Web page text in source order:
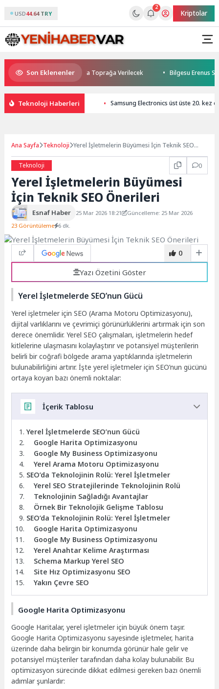
USD44.64 TRY
2
Kriptolar
Son Eklenenler
Kuzey Makedonya’da Toprağa Verilecek Bilgesu Erenus Son
Teknoloji Haberleri Samsung Electronics üst üste 20. kez
Ana Sayfa Teknoloji Yerel İşletmelerin Büyümesi İçin Teknik SEO
Teknoloji
0
Yerel İşletmelerin Büyümesi
İçin Teknik SEO Önerileri
Esnaf Haber 25 Mar 2026 18:21
Güncelleme: 25 Mar 2026
23 Görüntüleme 6 dk.
0
Yazı Özetini Göster
Yerel İşletmelerde SEO’nun Gücü
Yerel işletmeler için SEO (Arama Motoru Optimizasyonu),
dijital varlıklarını ve çevrimiçi görünürlüklerini artırmak için son
derece önemlidir. Yerel SEO çalışmaları, işletmelerin hedef
kitlelerine ulaşmasını kolaylaştırır ve potansiyel müşterilerin
belirli bir coğrafi bölgede arama yaptıklarında işletmelerin
bulunabilirliğini artırır. İşte yerel işletmeler için SEO’nun gücünü
ortaya koyan bazı önemli noktalar:
İçerik Tablosu
Yerel İşletmelerde SEO’nun Gücü
Google Harita Optimizasyonu
Google My Business Optimizasyonu
Yerel Arama Motoru Optimizasyonu
SEO’da Teknolojinin Rolü: Yerel İşletmeler
Yerel SEO Stratejilerinde Teknolojinin Rolü
Teknolojinin Sağladığı Avantajlar
Örnek Bir Teknolojik Gelişme Tablosu
SEO’da Teknolojinin Rolü: Yerel İşletmeler
Google Harita Optimizasyonu
Google My Business Optimizasyonu
Yerel Anahtar Kelime Araştırması
Schema Markup Yerel SEO
Site Hız Optimizasyonu SEO
Yakın Çevre SEO
Google Harita Optimizasyonu
Google Haritalar, yerel işletmeler için büyük önem taşır.
Google Harita Optimizasyonu sayesinde işletmeler, harita
üzerinde daha belirgin bir konumda görünür hale gelir ve
potansiyel müşteriler tarafından daha kolay bulunabilir. Bu
optimizasyon sürecinde dikkat edilmesi gereken bazı önemli
adımlar şunlardır: